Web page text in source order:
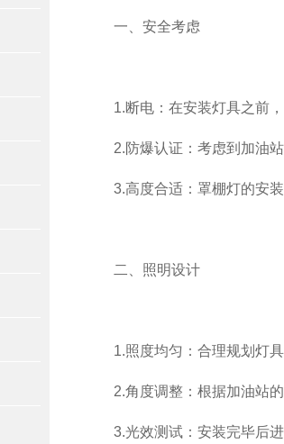
一、安全考虑
1.断电：在安装灯具之前，
2.防爆认证：考虑到加油站
3.高度合适：罩棚灯的安装
二、照明设计
1.照度均匀：合理规划灯具
2.角度调整：根据加油站的
3.光效测试：安装完毕后进